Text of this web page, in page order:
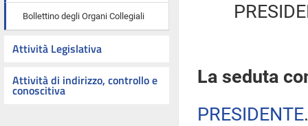
Bollettino degli Organi Collegiali
Attività Legislativa
Attività di indirizzo, controllo e
conoscitiva
La seduta
PRESIDENTE